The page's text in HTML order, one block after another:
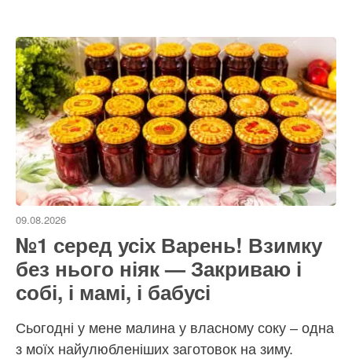
09.08.2026
№1 серед усіх Варень! Взимку
без нього ніяк — Закриваю і
собі, і мамі, і бабусі
Сьогодні у мене малина у власному соку – одна
з моїх найулюбленіших заготовок на зиму.